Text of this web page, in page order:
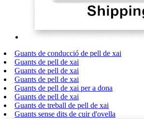
Guants de conducció de pell de xai
Guants de pell de xai
Guants de pell de xai
Guants de pell de xai
Guants de pell de xai per a dona
Guants de pell de xai
Guants de treball de pell de xai
Guants sense dits de cuir d'ovella